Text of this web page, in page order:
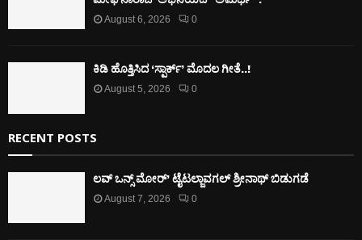
August 6, 2026 0
ಕಿಡಿ‌‌ ಹೊತ್ತಿಸಿದ ‘ಸ್ಪಾರ್ಕ್’ ಮೊದಲ‌ ಗೀತೆ..!
August 5, 2026 0
RECENT POSTS
ಲವ್ ಒನ್ಸ್ ಮೋರ್’ ಟೈಟಲ್ಜಾವಗಲ್ ಶ್ರೀನಾಥ್ ಬಿಡುಗಡೆ
August 7, 2026 0